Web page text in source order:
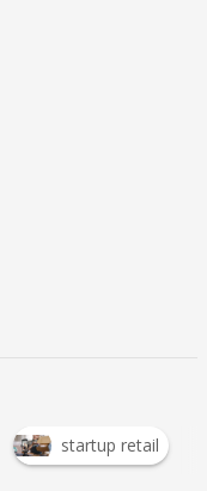
startup retail